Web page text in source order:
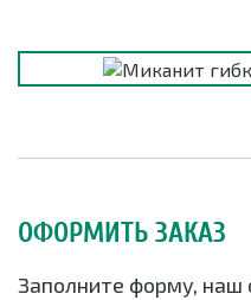
ОФОРМИТЬ ЗАКАЗ
Заполните форму, наш